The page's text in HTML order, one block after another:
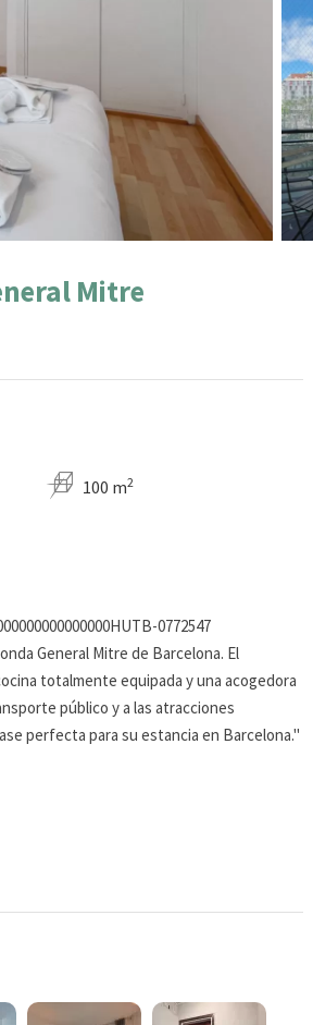
Mitre
100 m2
0772547
General Mitre de Barcelona. El
totalmente equipada y una acogedora
público y a las atracciones
perfecta para su estancia en Barcelona."
y un gran lugar para relajarse después